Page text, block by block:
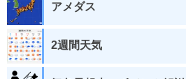
アメダス
2週間天気